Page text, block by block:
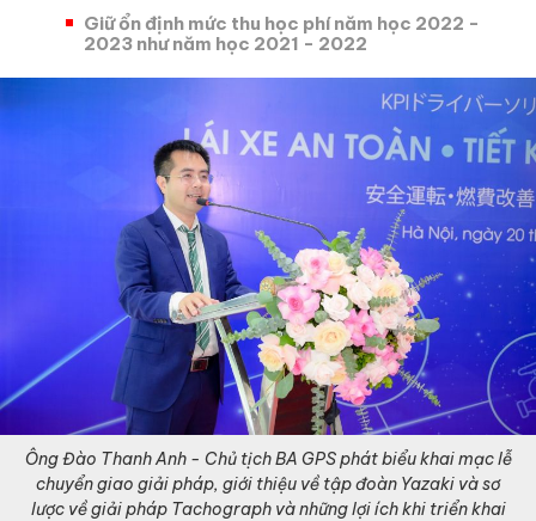
Giữ ổn định mức thu học phí năm học 2022 -
2023 như năm học 2021 - 2022
Ông Đào Thanh Anh - Chủ tịch BA GPS phát biểu khai mạc lễ
chuyển giao giải pháp, giới thiệu về tập đoàn Yazaki và sơ
lược về giải pháp Tachograph và những lợi ích khi triển khai